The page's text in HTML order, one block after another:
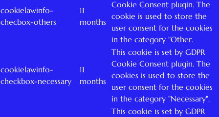
cookielawinfo-
checbox-others
11
months
Cookie Consent plugin. The
cookie is used to store the
user consent for the cookies
in the category "Other.
cookielawinfo-
checkbox-necessary
11
months
This cookie is set by GDPR
Cookie Consent plugin. The
cookies is used to store the
user consent for the cookies
in the category "Necessary".
This cookie is set by GDPR